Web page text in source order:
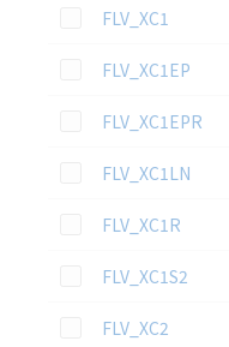
この資料を選択
FLV_XC1
この資料を選択
FLV_XC1EP
この資料を選択
FLV_XC1EPR
この資料を選択
FLV_XC1LN
この資料を選択
FLV_XC1R
この資料を選択
FLV_XC1S2
この資料を選択
FLV_XC2